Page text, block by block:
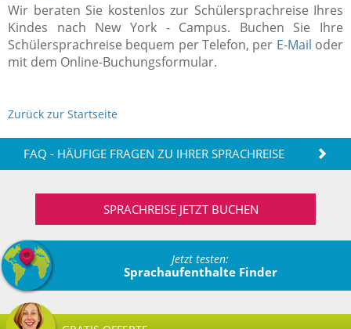
Wir beraten Sie kostenlos zur Schülersprachreise Ihres
Kindes nach New York - Campus. Buchen Sie Ihre
Schülersprachreise bequem per Telefon, per E-Mail oder
mit dem Online-Buchungsformular.
Zurück zur Startseite
FAQ - HÄUFIGE FRAGEN ZU IHRER SPRACHREISE
SPRACHREISE JETZT BUCHEN
Jetzt testen:
Sprachaufenthalte Finder